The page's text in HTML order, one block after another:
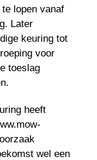
lopen vanaf
Later
keuring tot
voor
toeslag
heeft
wel een